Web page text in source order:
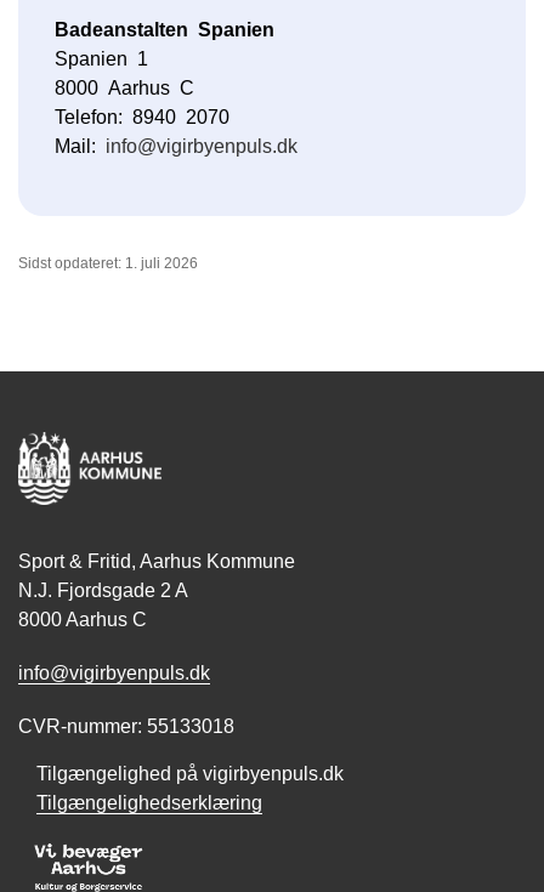
Badeanstalten Spanien
Spanien 1
8000 Aarhus C
Telefon: 8940 2070
Mail: info@vigirbyenpuls.dk
Sidst opdateret: 1. juli 2026
Sport & Fritid, Aarhus Kommune
N.J. Fjordsgade 2 A
8000 Aarhus C
info@vigirbyenpuls.dk
CVR-nummer: 55133018
Tilgængelighed på vigirbyenpuls.dk
Tilgængelighedserklæring